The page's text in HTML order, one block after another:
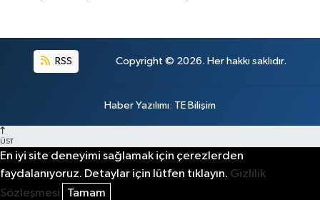
RSS Copyright © 2026. Her hakkı saklıdır.
Haber Yazılımı: TE Bilişim
ÜST
En iyi site deneyimi sağlamak için çerezlerden
faydalanıyoruz. Detaylar için lütfen tıklayın. Gizlilik
Sözleşmesi
Tamam